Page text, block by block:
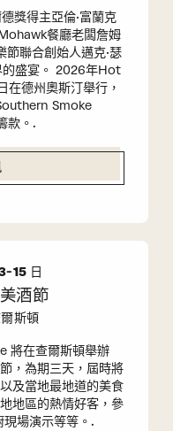
獎得主亞倫·富蘭克
餐廳老闆詹姆
聯合創始人邁克·瑟
的盛宴。 2026年Hot
在德州奧斯汀舉行，
Smoke
款。.
15 日
酒節
斯頓
將在查爾斯頓舉辦
，為期三天，屆時將
及當地最地道的美食
地區的熱情好客，參
場演示等等。.